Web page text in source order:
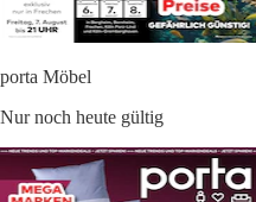
porta Möbel
Nur noch heute gültig